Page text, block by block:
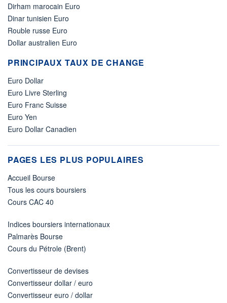
Dirham marocain Euro
Dinar tunisien Euro
Rouble russe Euro
Dollar australien Euro
PRINCIPAUX TAUX DE CHANGE
Euro Dollar
Euro Livre Sterling
Euro Franc Suisse
Euro Yen
Euro Dollar Canadien
PAGES LES PLUS POPULAIRES
Accueil Bourse
Tous les cours boursiers
Cours CAC 40
Indices boursiers internationaux
Palmarès Bourse
Cours du Pétrole (Brent)
Convertisseur de devises
Convertisseur dollar / euro
Convertisseur euro / dollar